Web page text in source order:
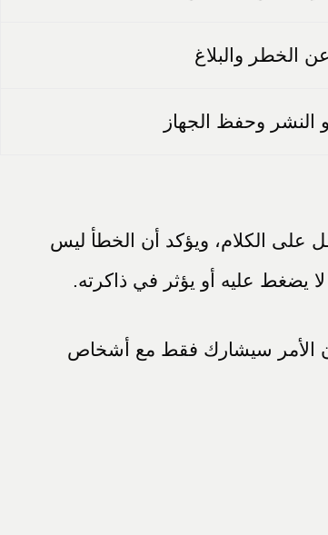
الخطر والبلاغ
النشر وحفظ الجهاز
على الكلام، ويؤكد أن الخطأ ليس
يضغط عليه أو يؤثر في ذاكرته.
أن الأمر سيشارك فقط مع أشخاص